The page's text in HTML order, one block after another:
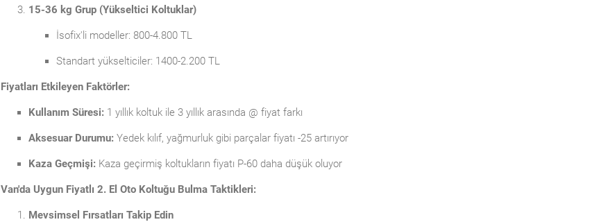
15-36 kg Grup (Yükseltici Koltuklar)
İsofix'li modeller: 800-4.800 TL
Standart yükselticiler: 1400-2.200 TL
Fiyatları Etkileyen Faktörler:
Kullanım Süresi: 1 yıllık koltuk ile 3 yıllık arasında @ fiyat farkı
Aksesuar Durumu: Yedek kılıf, yağmurluk gibi parçalar fiyatı -25 artırıyor
Kaza Geçmişi: Kaza geçirmiş koltukların fiyatı P-60 daha düşük oluyor
Van'da Uygun Fiyatlı 2. El Oto Koltuğu Bulma Taktikleri:
Mevsimsel Fırsatları Takip Edin